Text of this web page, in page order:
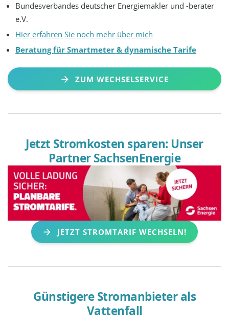
Bundesverbandes deutscher Energiemakler und -berater
e.V.
Hier erfahren Sie noch mehr über mich
Beratung für Smartmeter & dynamische Tarife
ZUM WECHSELSERVICE
Jetzt Stromkosten sparen: Unser
Partner SachsenEnergie
JETZT STROMTARIF WECHSELN!
Günstigere Stromanbieter als
Vattenfall